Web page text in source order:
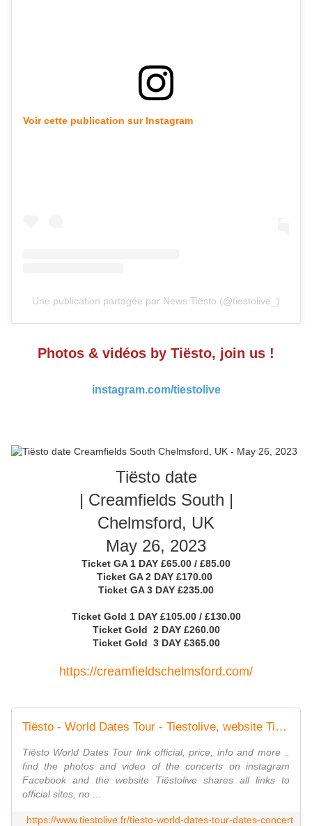
Voir cette publication sur Instagram
Une publication partagée par News Tiësto (@tiestolive_)
Photos & vidéos by Tiësto, join us !
instagram.com/tiestolive
Tiësto date
| Creamfields South |
Chelmsford, UK
May 26, 2023
Ticket GA 1 DAY £65.00 / £85.00
Ticket GA 2 DAY £170.00
Ticket GA 3 DAY £235.00
Ticket Gold 1 DAY £105.00 / £130.00
Ticket Gold 2 DAY £260.00
Ticket Gold 3 DAY £365.00
https://creamfieldschelmsford.com/
Tiësto - World Dates Tour - Tiestolive, website Tiesto
Tiësto World Dates Tour link official, price, info and more ..
find the photos and video of the concerts on instagram
Facebook and the website Tiëstolive shares all links to
official sites, no ...
https://www.tiestolive.fr/tiesto-world-dates-tour-dates-concert